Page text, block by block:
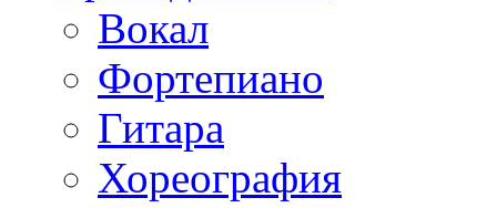
Вокал
Фортепиано
Гитара
Хореография